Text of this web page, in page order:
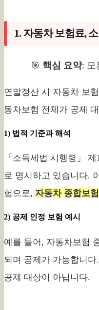
1. 자동차 보험료,
🎯 핵심 요약: 모
연말정산 시 자동차 보
동차보험 전체가 공제
1) 법적 기준과 해석
「소득세법 시행령」
로 명시하고 있습니다.
험으로, 자동차 종합보
2) 공제 인정 보험 예시
예를 들어, 자동차보험
되며 공제가 가능합니
공제 대상이 아닙니다.